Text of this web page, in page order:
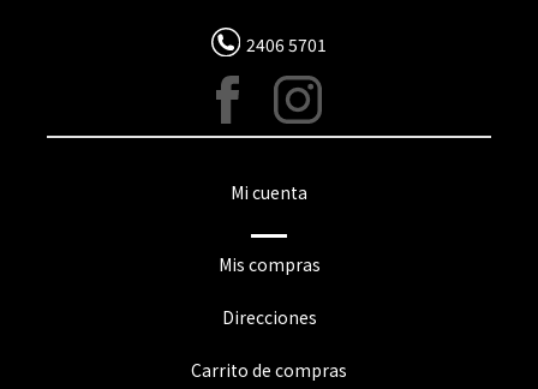
2406 5701
Mi cuenta
Mis compras
Direcciones
Carrito de compras